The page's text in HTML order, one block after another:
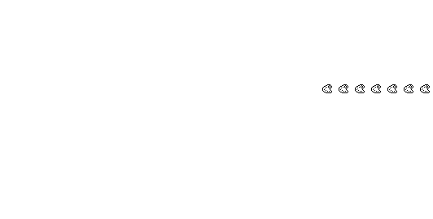
🎨 🎨 🎨 🎨 🎨 🎨